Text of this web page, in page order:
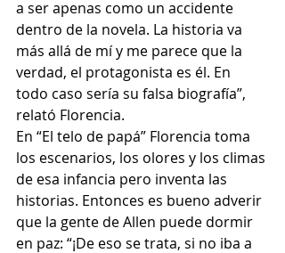
a ser apenas como un accidente
dentro de la novela. La historia va
más allá de mí y me parece que la
verdad, el protagonista es él. En
todo caso sería su falsa biografía”,
relató Florencia.
En “El telo de papá” Florencia toma
los escenarios, los olores y los climas
de esa infancia pero inventa las
historias. Entonces es bueno adverir
que la gente de Allen puede dormir
en paz: “¡De eso se trata, si no iba a